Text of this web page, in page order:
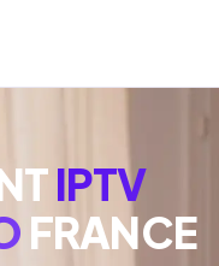
IPTV
FRANCE